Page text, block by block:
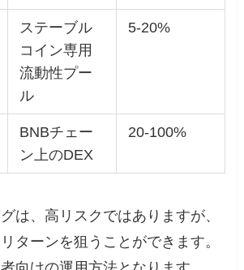
ステーブル
コイン専用
流動性プー
ル
5-20%
BNBチェー
ン上のDEX
20-100%
は、高リスクではありますが、
ターンを狙うことができます。